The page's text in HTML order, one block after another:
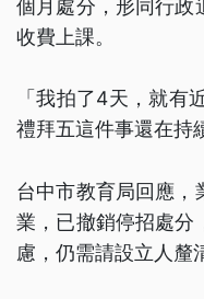
個月處分，形同行政
收費上課。
「我拍了4天，就有
禮拜五這件事還在持
台中市教育局回應，
業，已撤銷停招處分
慮，仍需請設立人釐